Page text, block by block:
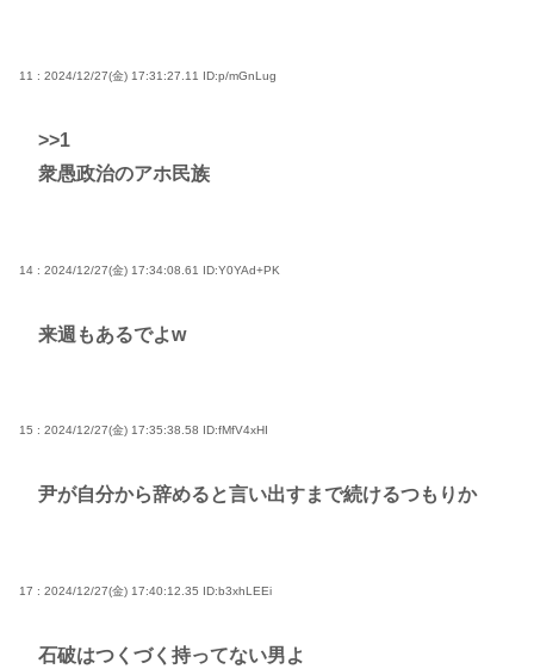
11 : 2024/12/27(金) 17:31:27.11 ID:p/mGnLug
>>1
衆愚政治のアホ民族
14 : 2024/12/27(金) 17:34:08.61 ID:Y0YAd+PK
来週もあるでよw
15 : 2024/12/27(金) 17:35:38.58 ID:fMfV4xHI
尹が自分から辞めると言い出すまで続けるつもりか
17 : 2024/12/27(金) 17:40:12.35 ID:b3xhLEEi
石破はつくづく持ってない男よ